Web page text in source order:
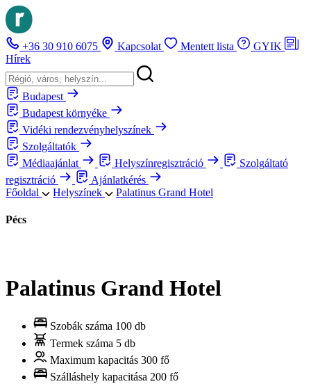
+36 30 910 6075 Kapcsolat Mentett lista
GYIK
Hírek
Budapest
Budapest környéke
Vidéki rendezvényhelyszínek
Szolgáltatók
Médiaajánlat
Helyszínregisztráció
Szolgáltató
regisztráció
Ajánlatkérés
Főoldal
Helyszínek Palatinus Grand Hotel
Pécs
Palatinus Grand Hotel
Szobák száma 100 db
Termek száma 5 db
Maximum kapacitás 300 fő
Szálláshely kapacitása 200 fő